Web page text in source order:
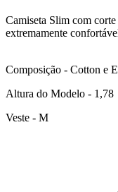
Camiseta Slim com
extremamente
Composição - Cotton e
Altura do Modelo - 1,78
Veste - M